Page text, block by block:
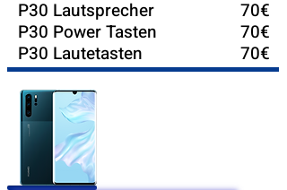
P30 Lautsprecher
P30 Power Tasten
P30 Lautetasten
70€
70€
70€